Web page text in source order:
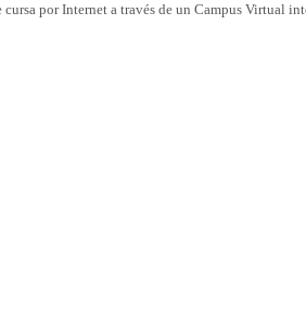
cursa por Internet a través de un Campus